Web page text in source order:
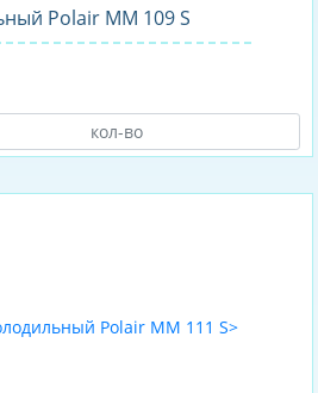
Polair MM 109 S